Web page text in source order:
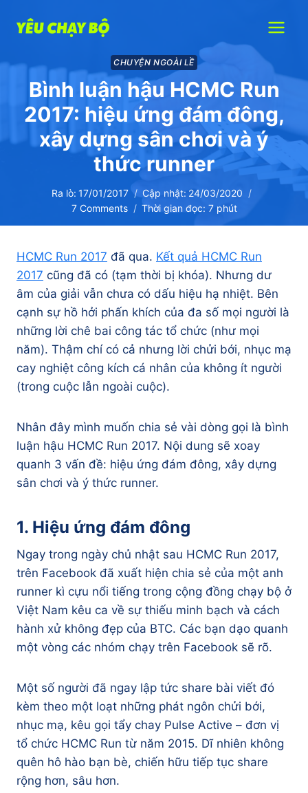
CHUYỆN NGOÀI LỀ
Bình luận hậu HCMC Run
2017: hiệu ứng đám đông,
xây dựng sân chơi và ý
thức runner
Ra lò: 17/01/2017 Cập nhật: 24/03/2020
7 Comments
Thời gian đọc: 7 phút
HCMC Run 2017 đã qua. Kết quả HCMC Run
2017 cũng đã có (tạm thời bị khóa). Nhưng dư
âm của giải vẫn chưa có dấu hiệu hạ nhiệt. Bên
cạnh sự hồ hởi phấn khích của đa số mọi người là
những lời chê bai công tác tổ chức (như mọi
năm). Thậm chí có cả nhưng lời chửi bới, nhục mạ
cay nghiệt công kích cá nhân của không ít người
(trong cuộc lẫn ngoài cuộc).
Nhân đây mình muốn chia sẻ vài dòng gọi là bình
luận hậu HCMC Run 2017. Nội dung sẽ xoay
quanh 3 vấn đề: hiệu ứng đám đông, xây dựng
sân chơi và ý thức runner.
1. Hiệu ứng đám đông
Ngay trong ngày chủ nhật sau HCMC Run 2017,
trên Facebook đã xuất hiện chia sẻ của một anh
runner kì cựu nổi tiếng trong cộng đồng chạy bộ ở
Việt Nam kêu ca về sự thiếu minh bạch và cách
hành xử không đẹp của BTC. Các bạn dạo quanh
một vòng các nhóm chạy trên Facebook sẽ rõ.
Một số người đã ngay lập tức share bài viết đó
kèm theo một loạt những phát ngôn chửi bới,
nhục mạ, kêu gọi tẩy chay Pulse Active – đơn vị
tổ chức HCMC Run từ năm 2015. Dĩ nhiên không
quên hô hào bạn bè, chiến hữu tiếp tục share
rộng hơn, sâu hơn.